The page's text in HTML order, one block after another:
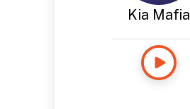
Kia Mafia